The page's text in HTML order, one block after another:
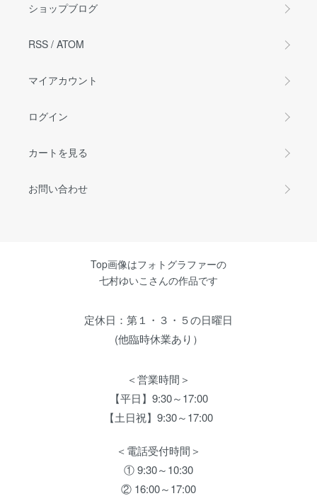
ショップブログ
RSS / ATOM
マイアカウント
ログイン
カートを見る
お問い合わせ
Top画像はフォトグラファーの
七村ゆいこさんの作品です
定休日：第１・３・５の日曜日
(他臨時休業あり）
＜営業時間＞
【平日】9:30～17:00
【土日祝】9:30～17:00
＜電話受付時間＞
① 9:30～10:30
② 16:00～17:00